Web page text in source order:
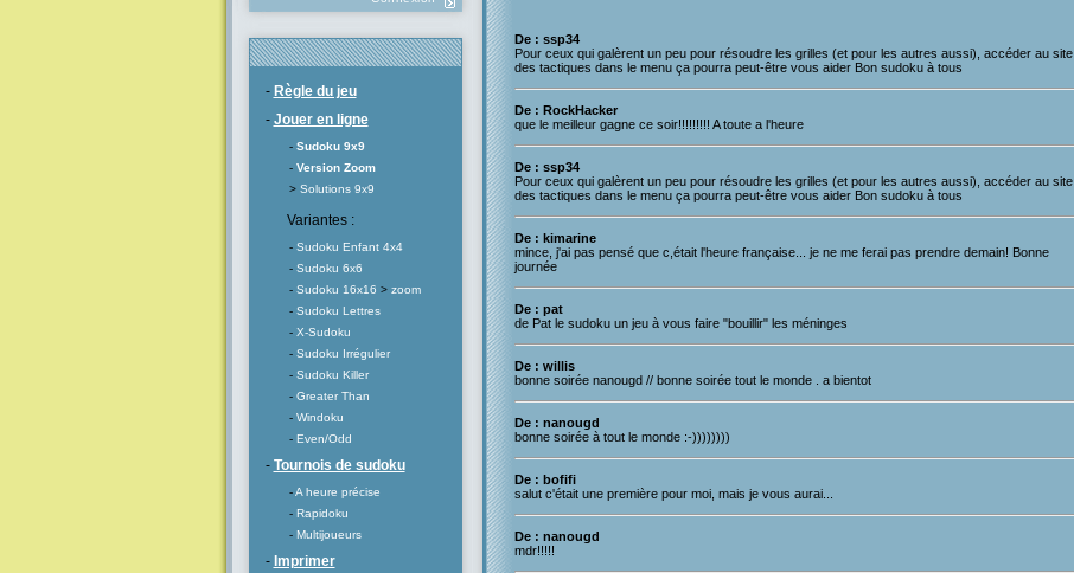
- Règle du jeu
- Jouer en ligne
- Sudoku 9x9
- Version Zoom
> Solutions 9x9
Variantes :
- Sudoku Enfant 4x4
- Sudoku 6x6
- Sudoku 16x16 > zoom
- Sudoku Lettres
- X-Sudoku
- Sudoku Irrégulier
- Sudoku Killer
- Greater Than
- Windoku
- Even/Odd
- Tournois de sudoku
-A heure précise
- Rapidoku
- Multijoueurs
- Imprimer
De : ssp34
Pour ceux qui galèrent un peu pour résoudre les grilles (et pour les autres aussi), accéder au site
des tactiques dans le menu ça pourra peut-être vous aider Bon sudoku à tous
De : RockHacker
que le meilleur gagne ce soir!!!!!!!!! A toute a l'heure
De : ssp34
Pour ceux qui galèrent un peu pour résoudre les grilles (et pour les autres aussi), accéder au site
des tactiques dans le menu ça pourra peut-être vous aider Bon sudoku à tous
De : kimarine
mince, j'ai pas pensé que c,était l'heure française... je ne me ferai pas prendre demain! Bonne
journée
De : pat
de Pat le sudoku un jeu à vous faire "bouillir" les méninges
De : willis
bonne soirée nanougd // bonne soirée tout le monde . a bientot
De : nanougd
bonne soirée à tout le monde :-))))))))
De : bofifi
salut c'était une première pour moi, mais je vous aurai...
De : nanougd
mdr!!!!!